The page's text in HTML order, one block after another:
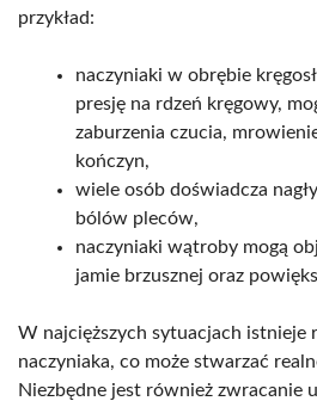
przykład:
naczyniaki w obrębie
presję na rdzeń kręgowy,
zaburzenia czucia,
kończyn,
wiele osób doświadcza
bólów pleców,
naczyniaki wątroby mogą
jamie brzusznej oraz
W najcięższych sytuacjach istnieje
naczyniaka, co może stwarzać
Niezbędne jest również zwracanie